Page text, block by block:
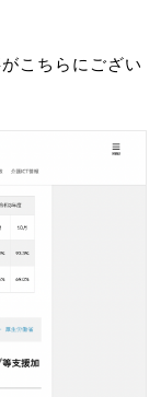
こちらにござい